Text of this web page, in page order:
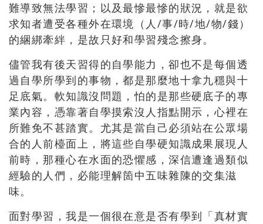
難導致無法學習；以及最慘最慘的狀況，就是欲
求知者遭受各種外在環境（人/事/時/地/物/錢）
的綑綁牽絆，是故只好和學習殘念擦身。
儘管我有後天習得的自學能力，卻也不是每個透
過自學所學到的事物，都是那麼地十拿九穩與十
足底氣。軟知識沒問題，怕的是那些硬底子的專
業內容，憑靠著自學摸索沒人指點開示，心裡在
所難免不甚踏實。尤其是當自己必須站在公眾場
合的人前檯面上，將這些自學硬知識成果展現人
前時，那種心在水面的恐懼感，深信遭逢過類似
經驗的人們，必能理解箇中五味雜陳的交集滋
味。
面對學習，我是一個很在意是否有學到「真材實